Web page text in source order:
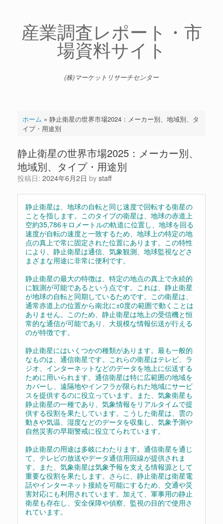
産業調査レポート・市
場資料サイト
(株)マーケットリサーチセンター
ホーム » 静止衛星の世界市場2024：メーカー別、地域別、タ
イプ・用途別
静止衛星の世界市場2025：メーカー別、
地域別、タイプ・用途別
投稿日: 2024年6月2日 by staff
静止衛星は、地球の自転と同じ速度で回転する衛星の
ことを指します。このタイプの衛星は、地球の赤道上
空約35,786キロメートルの軌道に位置し、地球を回る
速度が自転の速度と一致するため、地球上の特定の地
点の真上で常に固定された位置にあります。この特性
により、静止衛星は通信、気象観測、地球監視などさ
まざまな用途に非常に便利です。
静止衛星の最大の特徴は、特定の地点の真上で永続的
に観測が可能であるという点です。これは、静止衛星
が地球の自転と同期しているためです。この衛星は、
通常赤道上の位置から南北に±0度の範囲で動くことは
ありません。このため、静止衛星は地上の受信機と恒
常的な通信が可能であり、大規模な情報伝送が行える
のが特徴です。
静止衛星にはいくつかの種類があります。最も一般的
なものは、通信衛星です。これらの衛星はテレビ、ラ
ジオ、インターネットなどのデータを地上に伝送する
ために用いられます。通信衛星は特に広範囲の地域を
カバーし、遠隔地やインフラが限られた地域にサービ
スを提供するのに役立っています。また、気象衛星も
静止衛星の一種であり、気象情報をリアルタイムで提
供する役割を果たしています。こうした衛星は、雲の
動きや気温、湿度などのデータを収集し、気象予測や
自然災害の早期警戒に役立てられています。
静止衛星の用途は多岐にわたります。通信衛星を通じ
て、テレビの放送やデータ通信用回線が提供されま
す。また、気象衛星は気象予報を支える情報源として
重要な役割を果たします。さらに、静止衛星は衛星電
話やインターネット接続を可能にするため、交通や災
害対応にも利用されています。加えて、軍事用の静止
衛星も存在し、安全保障や偵察、監視の目的で使用さ
れています。